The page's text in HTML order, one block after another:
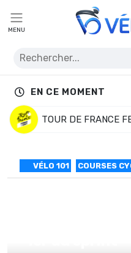
MENU
EN CE MOMENT
TOUR DE FRANCE
VÉLO 101 COURSES